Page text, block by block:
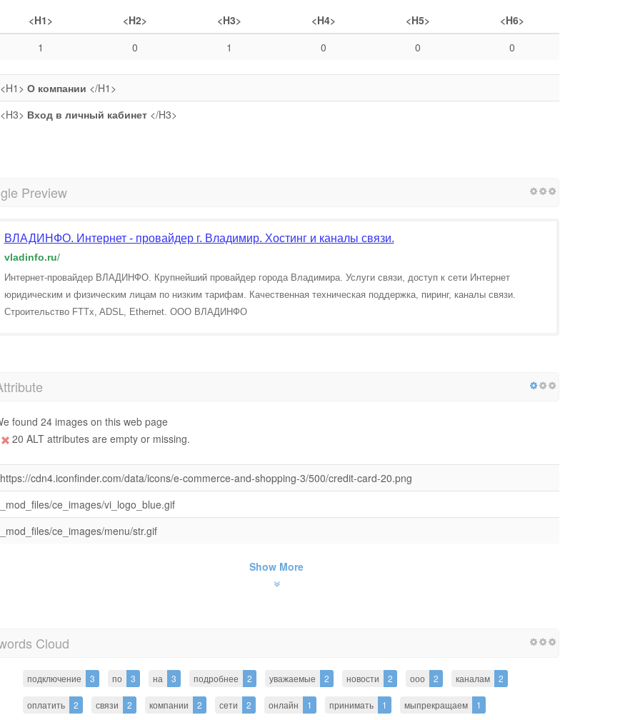
<H1> <H2> <H3> <H4> <H5>
<H6>
1
0 1 0 0 0
<H1> О компании </H1>
<H3> Вход в личный кабинет</H3>
Preview
ВЛАДИНФО. Интернет - провайдер г. Владимир. Хостинг и каналы связи.
vladinfo.ru/
Интернет-провайдер ВЛАДИНФО. Крупнейший провайдер города Владимира. Услуги связи, доступ к сети Интернет
юридическим и физическим лицам по низким тарифам. Качественная техническая поддержка, пиринг, каналы связи.
Строительство FTTx, ADSL, Ethernet. ООО ВЛАДИНФО
found 24 images on this web page
20 ALT attributes are empty or missing.
https://cdn4.iconfinder.com/data/icons/e-commerce-and-shopping-3/500/credit-card-20.png
_mod_files/ce_images/vi_logo_blue.gif
_mod_files/ce_images/menu/str.gif
Show More
Cloud
подключение 3 по 3 на 3 подробнее 2 уважаемые 2 новости 2 ооо 2 каналам 2
оплатить 2 связи 2 компании 2 сети 2 онлайн 1 принимать 1 мыпрекращаем 1